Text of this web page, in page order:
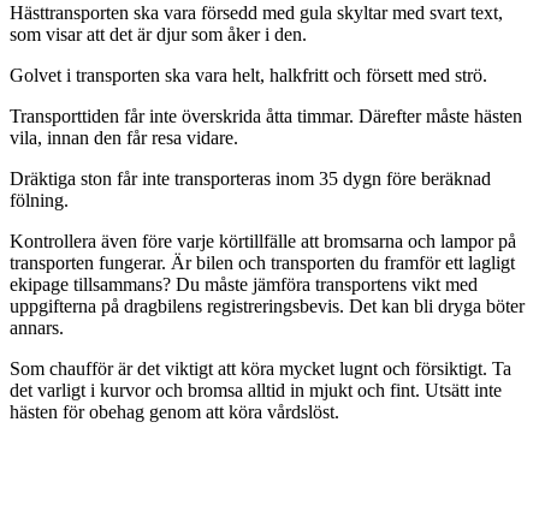
Hästtransporten ska vara försedd med gula skyltar med svart text,
som visar att det är djur som åker i den.
Golvet i transporten ska vara helt, halkfritt och försett med strö.
Transporttiden får inte överskrida åtta timmar. Därefter måste hästen
vila, innan den får resa vidare.
Dräktiga ston får inte transporteras inom 35 dygn före beräknad
fölning.
Kontrollera även före varje körtillfälle att bromsarna och lampor på
transporten fungerar. Är bilen och transporten du framför ett lagligt
ekipage tillsammans? Du måste jämföra transportens vikt med
uppgifterna på dragbilens registreringsbevis. Det kan bli dryga böter
annars.
Som chaufför är det viktigt att köra mycket lugnt och försiktigt. Ta
det varligt i kurvor och bromsa alltid in mjukt och fint. Utsätt inte
hästen för obehag genom att köra vårdslöst.